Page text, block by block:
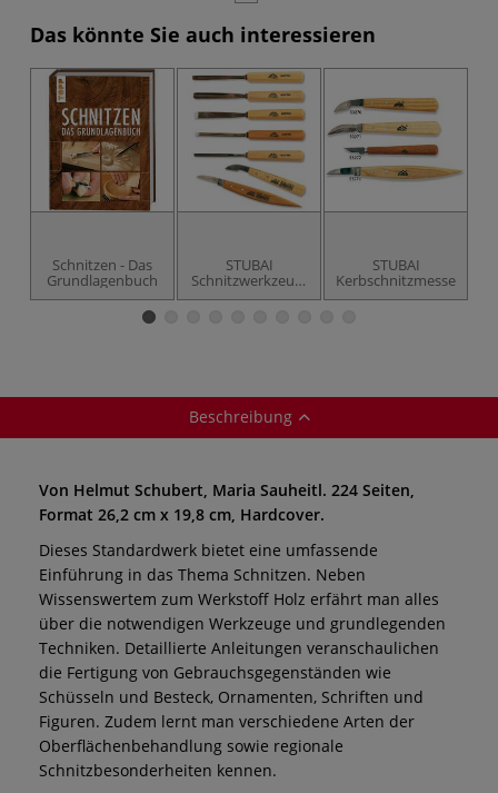
Das könnte Sie auch interessieren
Schnitzen - Das
Grundlagenbuch
STUBAI
Schnitzwerkzeug-
Set, 7-tlg.
STUBAI
Kerbschnitzmesser
Beschreibung
Von Helmut Schubert, Maria Sauheitl. 224 Seiten,
Format 26,2 cm x 19,8 cm, Hardcover.
Dieses Standardwerk bietet eine umfassende
Einführung in das Thema Schnitzen. Neben
Wissenswertem zum Werkstoff Holz erfährt man alles
über die notwendigen Werkzeuge und grundlegenden
Techniken. Detaillierte Anleitungen veranschaulichen
die Fertigung von Gebrauchsgegenständen wie
Schüsseln und Besteck, Ornamenten, Schriften und
Figuren. Zudem lernt man verschiedene Arten der
Oberflächenbehandlung sowie regionale
Schnitzbesonderheiten kennen.